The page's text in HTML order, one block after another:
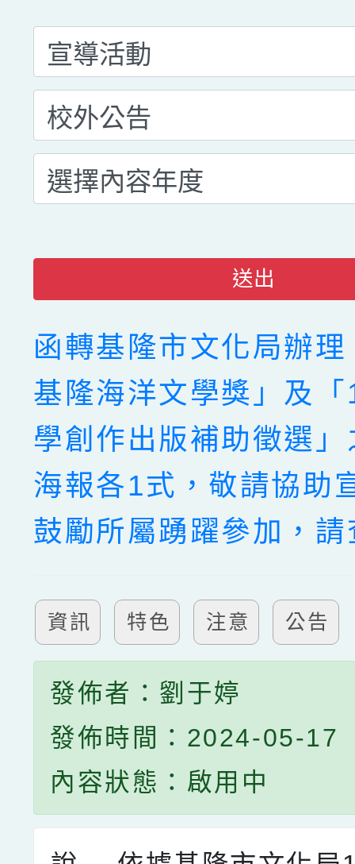
送出
函轉基隆市文化局辦
基隆海洋文學獎」及
學創作出版補助徵選
海報各1式，敬請協助
鼓勵所屬踴躍參加，請
資訊 特色 注意 公告
發佈者：劉于婷
發佈時間：2024-05-17
內容狀態：啟用中